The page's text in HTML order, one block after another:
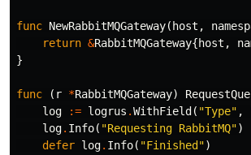
func NewRabbitMQGateway( host ,
return &RabbitMQGateway{host ,
}
func ( r *RabbitMQGateway)
log
:= logrus .WithField ( "Type" ,
log. Info( "Requesting RabbitMQ")
defer log. Info( "Finished")